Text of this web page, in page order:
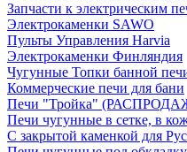
Запчасти к электрическим
Электрокаменки SAWO
Пульты Управления Harvia
Электрокаменки Финляндия
Чугунные Топки банной
Коммерческие печи для бани
Печи "Тройка"
Печи чугунные в сетке, в
С закрытой каменкой для